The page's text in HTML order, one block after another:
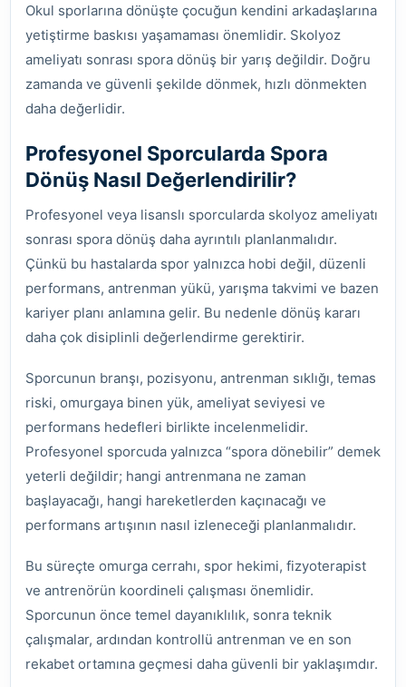
Okul sporlarına dönüşte çocuğun kendini arkadaşlarına
yetiştirme baskısı yaşamaması önemlidir. Skolyoz
ameliyatı sonrası spora dönüş bir yarış değildir. Doğru
zamanda ve güvenli şekilde dönmek, hızlı dönmekten
daha değerlidir.
Profesyonel Sporcularda Spora
Dönüş Nasıl Değerlendirilir?
Profesyonel veya lisanslı sporcularda skolyoz ameliyatı
sonrası spora dönüş daha ayrıntılı planlanmalıdır.
Çünkü bu hastalarda spor yalnızca hobi değil, düzenli
performans, antrenman yükü, yarışma takvimi ve bazen
kariyer planı anlamına gelir. Bu nedenle dönüş kararı
daha çok disiplinli değerlendirme gerektirir.
Sporcunun branşı, pozisyonu, antrenman sıklığı, temas
riski, omurgaya binen yük, ameliyat seviyesi ve
performans hedefleri birlikte incelenmelidir.
Profesyonel sporcuda yalnızca “spora dönebilir” demek
yeterli değildir; hangi antrenmana ne zaman
başlayacağı, hangi hareketlerden kaçınacağı ve
performans artışının nasıl izleneceği planlanmalıdır.
Bu süreçte omurga cerrahı, spor hekimi, fizyoterapist
ve antrenörün koordineli çalışması önemlidir.
Sporcunun önce temel dayanıklılık, sonra teknik
çalışmalar, ardından kontrollü antrenman ve en son
rekabet ortamına geçmesi daha güvenli bir yaklaşımdır.